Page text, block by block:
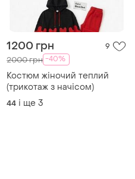
1200 грн 9
2000 грн -40%
Костюм жіночий теплий
(трикотаж з начісом)
44 і ще 3